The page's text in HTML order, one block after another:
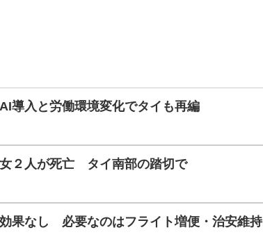
導入と労働環境変化でタイも再編
２人が死亡 タイ南部の踏切で
果なし 必要なのはフライト増便・治安維持